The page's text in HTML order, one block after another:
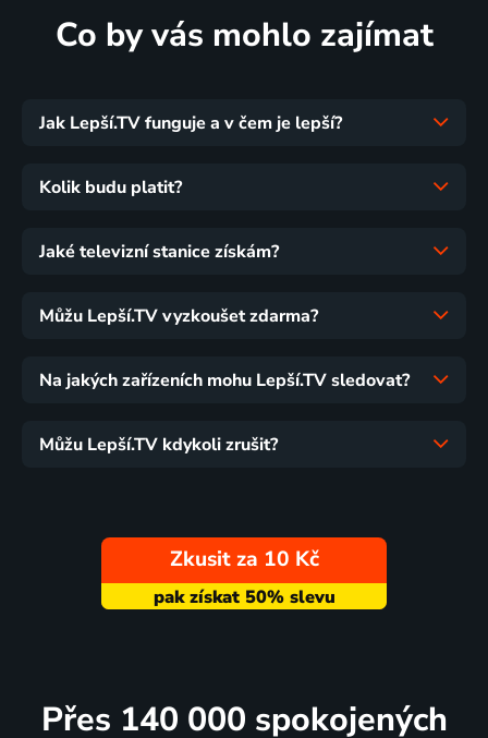
Co by vás mohlo zajímat
Jak Lepší.TV funguje a v čem je lepší?
Kolik budu platit?
Jaké televizní stanice získám?
Můžu Lepší.TV vyzkoušet zdarma?
Na jakých zařízeních mohu Lepší.TV sledovat?
Můžu Lepší.TV kdykoli zrušit?
Zkusit za 10 Kč
Přes 140 000 spokojených